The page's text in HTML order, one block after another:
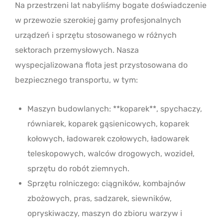
Na przestrzeni lat nabyliśmy bogate doświadczenie
w przewozie szerokiej gamy profesjonalnych
urządzeń i sprzętu stosowanego w różnych
sektorach przemysłowych. Nasza
wyspecjalizowana flota jest przystosowana do
bezpiecznego transportu, w tym:
Maszyn budowlanych: **koparek**, spychaczy,
równiarek, koparek gąsienicowych, koparek
kołowych, ładowarek czołowych, ładowarek
teleskopowych, walców drogowych, wozideł,
sprzętu do robót ziemnych.
Sprzętu rolniczego: ciągników, kombajnów
zbożowych, pras, sadzarek, siewników,
opryskiwaczy, maszyn do zbioru warzyw i